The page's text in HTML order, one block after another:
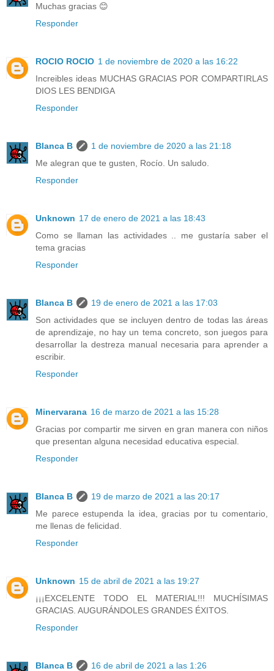
Muchas gracias 😊
Responder
ROCIO ROCIO 1 de noviembre de 2020 a las 16:22
Increibles ideas MUCHAS GRACIAS POR COMPARTIRLAS
DIOS LES BENDIGA
Responder
Blanca B
1 de noviembre de 2020 a las 21:18
Me alegran que te gusten, Rocío. Un saludo.
Responder
Unknown 17 de enero de 2021 a las 18:43
Como se llaman las actividades .. me gustaría saber el
tema gracias
Responder
Blanca B
19 de enero de 2021 a las 17:03
Son actividades que se incluyen dentro de todas las áreas
de aprendizaje, no hay un tema concreto, son juegos para
desarrollar la destreza manual necesaria para aprender a
escribir.
Responder
Minervarana 16 de marzo de 2021 a las 15:28
Gracias por compartir me sirven en gran manera con niños
que presentan alguna necesidad educativa especial.
Responder
Blanca B
19 de marzo de 2021 a las 20:17
Me parece estupenda la idea, gracias por tu comentario,
me llenas de felicidad.
Responder
Unknown 15 de abril de 2021 a las 19:27
¡¡¡EXCELENTE TODO EL MATERIAL!!! MUCHÍSIMAS
GRACIAS. AUGURÁNDOLES GRANDES ÉXITOS.
Responder
Blanca B
16 de abril de 2021 a las 1:26